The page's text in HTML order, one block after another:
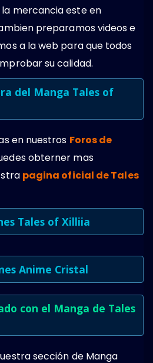
mercancia este en
preparamos videos e
a la web para que todos
su calidad.
del Manga Tales of
en nuestros Foros de
obterner mas
pagina oficial de Tales
Tales of Xilliia
Anime Cristal
con el Manga de Tales
sección de Manga